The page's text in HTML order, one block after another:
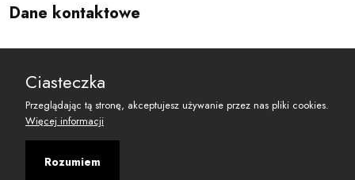
Dane kontaktowe
reset@resetobywatelski.pl
Ciasteczka
Przeglądając tą stronę, akceptujesz używanie przez nas pliki cookies.
Więcej informacji
Rozumiem